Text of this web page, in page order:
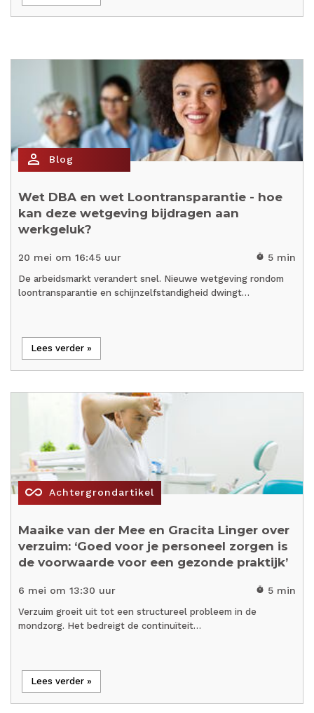
person_outline Blog
Wet DBA en wet Loontransparantie - hoe
kan deze wetgeving bijdragen aan
werkgeluk?
20 mei om 16:45 uur timer 5 min
De arbeidsmarkt verandert snel. Nieuwe wetgeving rondom
loontransparantie en schijnzelfstandigheid dwingt…
Lees verder »
all_inclusive Achtergrondartikel
Maaike van der Mee en Gracita Linger over
verzuim: ‘Goed voor je personeel zorgen is
de voorwaarde voor een gezonde praktijk’
6 mei om 13:30 uur timer 5 min
Verzuim groeit uit tot een structureel probleem in de
mondzorg. Het bedreigt de continuïteit…
Lees verder »